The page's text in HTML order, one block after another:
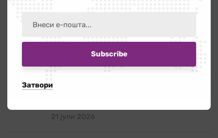
Новости
21 јули 2026
Затвори